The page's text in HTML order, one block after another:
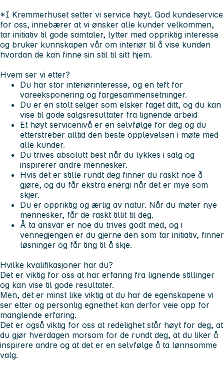
*I Kremmerhuset setter vi service høyt. God kundeservice
for oss, innebærer at vi ønsker alle kunder velkommen,
tar initiativ til gode samtaler, lytter med oppriktig interesse
og bruker kunnskapen vår om interiør til å vise kunden
hvordan de kan finne sin stil til sitt hjem.
Hvem ser vi etter?
Du har stor interiørinteresse, og en teft for
vareeksponering og fargesammensetninger.
Du er en stolt selger som elsker faget ditt, og du kan
vise til gode salgsresultater fra lignende arbeid
Et høyt servicenivå er en selvfølge for deg og du
etterstreber alltid den beste opplevelsen i møte med
alle kunder.
Du trives absolutt best når du lykkes i salg og
inspirerer andre mennesker.
Hvis det er stille rundt deg finner du raskt noe å
gjøre, og du får ekstra energi når det er mye som
skjer.
Du er oppriktig og ærlig av natur. Når du møter nye
mennesker, får de raskt tillit til deg.
Å ta ansvar er noe du trives godt med, og i
vennegjengen er du gjerne den som tar initiativ, finner
løsninger og får ting til å skje.
Hvilke kvalifikasjoner har du?
Det er viktig for oss at har erfaring fra lignende stillinger
og kan vise til gode resultater.
Men, det er minst like viktig at du har de egenskapene vi
ser etter og personlig egnethet kan derfor veie opp for
manglende erfaring.
Det er også viktig for oss at redelighet står høyt for deg, at
du gjør hverdagen morsom for de rundt deg, at du liker å
inspirere andre og at det er en selvfølge å ta lønnsomme
valg.